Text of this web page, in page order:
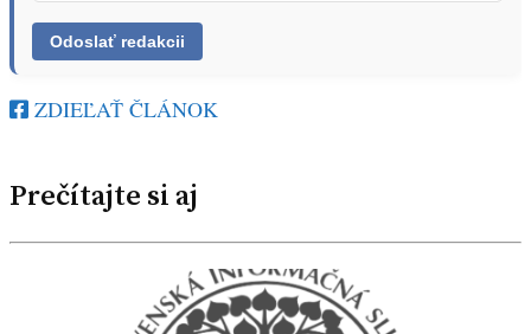
ZDIEĽAŤ ČLÁNOK
Prečítajte si aj